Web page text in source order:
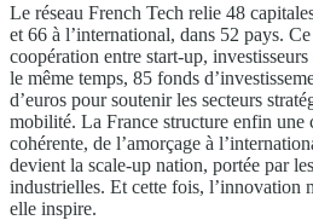
Le réseau French Tech relie 48
et 66 à l’international, dans 52 pays.
coopération entre start-up,
le même temps, 85 fonds
d’euros pour soutenir les secteurs
mobilité. La France structure enfin une
cohérente, de l’amorçage à
devient la scale-up nation, portée par
industrielles. Et cette fois, l’innovation
elle inspire.